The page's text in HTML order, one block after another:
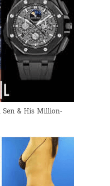
Sen & His Million-